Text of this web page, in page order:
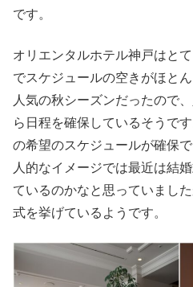
です。
オリエンタルホテル神戸はと
でスケジュールの空きがほと
人気の秋シーズンだったので
ら日程を確保しているそうで
の希望のスケジュールが確保
人的なイメージでは最近は結
ているのかなと思っていまし
式を挙げているようです。